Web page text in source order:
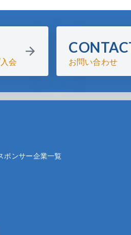
会 お問い合わせ
ポンサー企業一覧